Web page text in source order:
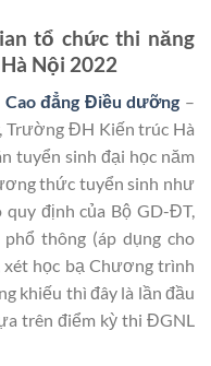
tổ chức thi năng
Nội 2022
Cao đẳng Điều dưỡng –
Trường ĐH Kiến trúc Hà
tuyển sinh đại học năm
thức tuyển sinh như
định của Bộ GD-ĐT,
thông (áp dụng cho
xét học bạ Chương trình
khiếu thì đây là lần đầu
trên điểm kỳ thi ĐGNL